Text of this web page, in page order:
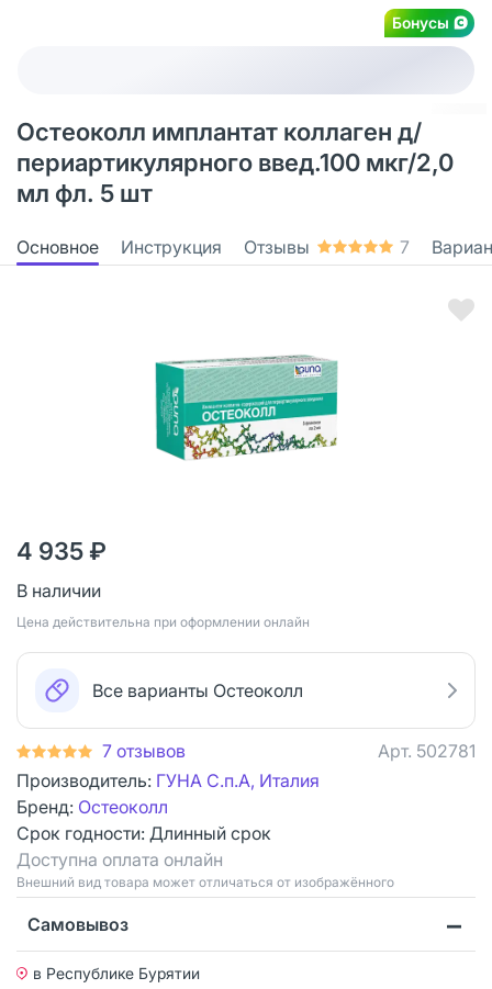
Бонусы
Остеоколл имплантат коллаген д/
периартикулярного введ.100 мкг/2,0
мл фл. 5 шт
Основное Инструкция Отзывы 7
4 935 ₽
В наличии
Цена действительна при оформлении онлайн
Все варианты Остеоколл
7 отзывов Арт. 502781
Производитель: ГУНА С.п.А, Италия
Бренд: Остеоколл
Срок годности: Длинный срок
Доступна оплата онлайн
Bнешний вид товара может отличаться от изображённого
Самовывоз
в Республике Бурятии